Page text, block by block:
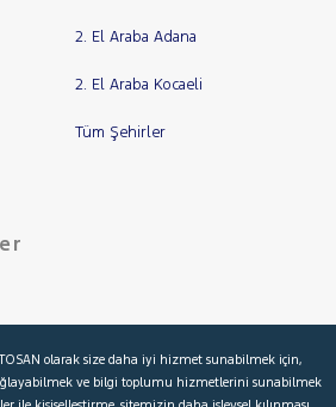
2. El Araba Adana
2. El Araba Kocaeli
Tüm Şehirler
olarak size daha iyi hizmet sunabilmek için,
ve bilgi toplumu hizmetlerini sunabilmek